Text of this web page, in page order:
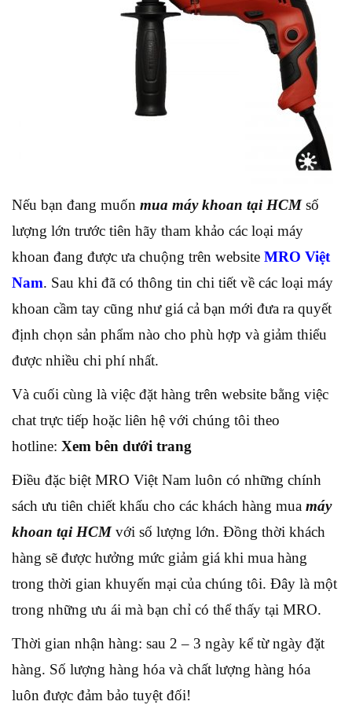
Nếu bạn đang muốn mua máy khoan tại HCMsố
lượng lớn trước tiên hãy tham khảo các loại máy
khoan đang được ưa chuộng trên website MRO Việt
Nam. Sau khi đã có thông tin chi tiết về các loại máy
khoan cầm tay cũng như giá cả bạn mới đưa ra quyết
định chọn sản phẩm nào cho phù hợp và giảm thiểu
được nhiều chi phí nhất.
Và cuối cùng là việc đặt hàng trên website bằng việc
chat trực tiếp hoặc liên hệ với chúng tôi theo
hotline: Xem bên dưới trang
Điều đặc biệt MRO Việt Nam luôn có những chính
sách ưu tiên chiết khấu cho các khách hàng mua máy
khoan tại HCMvới số lượng lớn. Đồng thời khách
hàng sẽ được hưởng mức giảm giá khi mua hàng
trong thời gian khuyến mại của chúng tôi. Đây là một
trong những ưu ái mà bạn chỉ có thể thấy tại MRO.
Thời gian nhận hàng: sau 2 – 3 ngày kể từ ngày đặt
hàng. Số lượng hàng hóa và chất lượng hàng hóa
luôn được đảm bảo tuyệt đối!